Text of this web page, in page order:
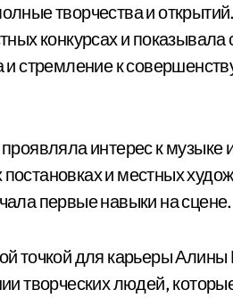
творчества и
конкурсах и
и стремление к
интерес к музыке
и местных
первые навыки на сцене.
точкой для карьеры
творческих людей,